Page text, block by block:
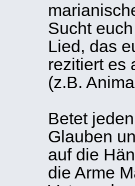
Sucht
Lied, das
rezitiert es
(z.B.
Betet
Glauben
auf die
die Arme